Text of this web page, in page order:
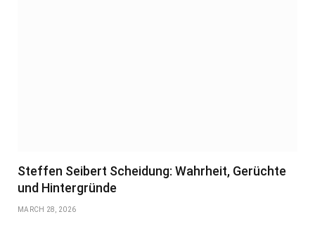
Steffen Seibert Scheidung: Wahrheit, Gerüchte
und Hintergründe
MARCH 28, 2026